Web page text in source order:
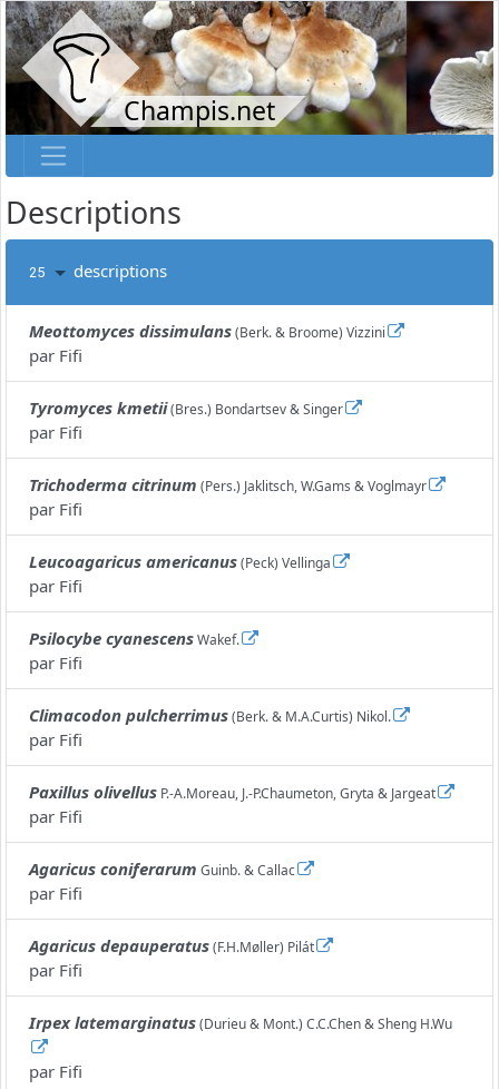
Champis.net
Descriptions
25 descriptions
Meottomyces dissimulans(Berk. & Broome) Vizzini
par Fifi
Tyromyces kmetii(Bres.) Bondartsev & Singer
par Fifi
Trichoderma citrinum (Pers.) Jaklitsch, W.Gams & Voglmayr
par Fifi
Leucoagaricus americanus(Peck) Vellinga
par Fifi
Psilocybe cyanescensWakef.
par Fifi
Climacodon pulcherrimus(Berk. & M.A.Curtis) Nikol.
par Fifi
Paxillus olivellus P.-A.Moreau, J.-P.Chaumeton, Gryta & Jargeat
par Fifi
Agaricus coniferarum Guinb. & Callac
par Fifi
Agaricus depauperatus(F.H.Møller) Pilát
par Fifi
Irpex latemarginatus(Durieu & Mont.) C.C.Chen & Sheng H.Wu
par Fifi